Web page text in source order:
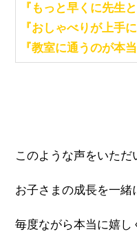
『もっと早くに先生
『おしゃべりが上手
『教室に通うのが本
このような声をいただ
お子さまの成長を一緒
毎度ながら本当に嬉し